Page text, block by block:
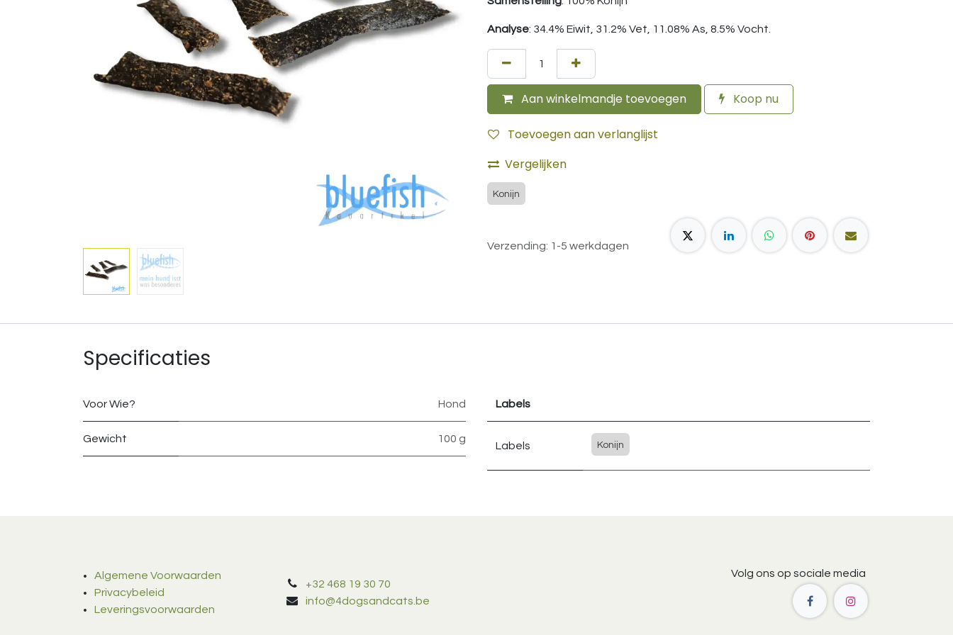
Analyse: 34.4% Eiwit, 31.2% Vet, 11.08% As, 8.5% Vocht.
Aan winkelmandje toevoegen Koop nu
Toevoegen aan verlanglijst
Vergelijken
Konijn
Verzending: 1-5 werkdagen
Specificaties
Voor Wie? Hond
Gewicht 100 g
Labels
Labels Konijn
Algemene Voorwaarden
Privacybeleid
Leveringsvoorwaarden
+32 468 19 30 70
info@4dogsandcats.be
Volg ons op sociale media